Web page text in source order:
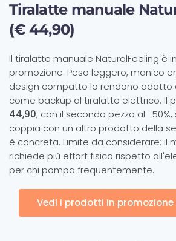
Tiralatte manuale
(€ 44,90)
Il tiralatte manuale NaturalFeeling è
promozione. Peso leggero, manico
design compatto lo rendono adatto
come backup al tiralatte elettrico. Il
44,90; con il secondo pezzo al -
coppia con un altro prodotto della
è concreta. Limite da considerare: il
richiede più effort fisico rispetto
per chi pompa frequentemente.
Vedi i prodotti in